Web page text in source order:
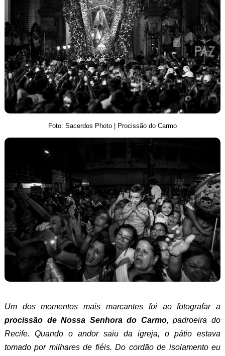
Foto: Sacerdos Photo | Procissão do Carmo
Um dos momentos mais marcantes foi ao fotografar a
procissão de Nossa Senhora do Carmo, padroeira do
Recife. Quando o andor saiu da igreja, o pátio estava
tomado por milhares de fiéis. Do cordão de isolamento eu